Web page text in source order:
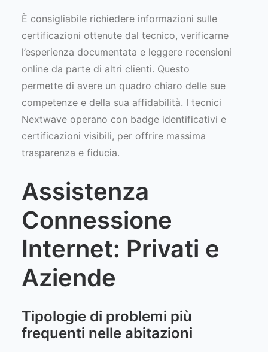
È consigliabile richiedere informazioni sulle
certificazioni ottenute dal tecnico, verificarne
l’esperienza documentata e leggere recensioni
online da parte di altri clienti. Questo
permette di avere un quadro chiaro delle sue
competenze e della sua affidabilità. I tecnici
Nextwave operano con badge identificativi e
certificazioni visibili, per offrire massima
trasparenza e fiducia.
Assistenza
Connessione
Internet: Privati e
Aziende
Tipologie di problemi più
frequenti nelle abitazioni